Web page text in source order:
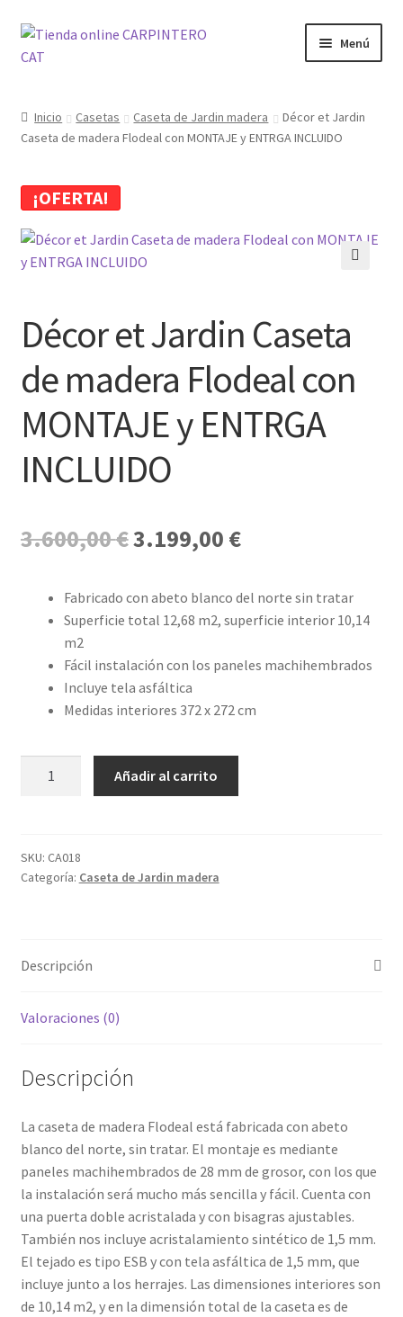
Ir
a
Ir
al
Menú
Carrito
Finalizar compra
Mi cuenta
Inicio Casetas Caseta de Jardin madera
Décor et Jardin
Caseta de madera Flodeal con MONTAJE y ENTRGA INCLUIDO
¡OFERTA!
Décor et Jardin Caseta
de madera Flodeal con
MONTAJE y ENTRGA
INCLUIDO
3.600,00€ El
original
era:
3.600,00 €.
3.199,00 €El
actual
es:
3.199,00 €.
Fabricado con abeto blanco del norte sin tratar
Superficie total 12,68 m2, superficie interior 10,14
m2
Fácil instalación con los paneles machihembrados
Incluye tela asfáltica
Medidas interiores 372 x 272 cm
de
madera
y
INCLUIDO
Añadir al carrito
SKU: CA018
Categoría: Caseta de Jardin madera
Descripción
Valoraciones (0)
Descripción
La caseta de madera Flodeal está fabricada con abeto
blanco del norte, sin tratar. El montaje es mediante
paneles machihembrados de 28 mm de grosor, con los que
la instalación será mucho más sencilla y fácil. Cuenta con
una puerta doble acristalada y con bisagras ajustables.
También nos incluye acristalamiento sintético de 1,5 mm.
El tejado es tipo ESB y con tela asfáltica de 1,5 mm, que
incluye junto a los herrajes. Las dimensiones interiores son
de 10,14 m2, y en la dimensión total de la caseta es de